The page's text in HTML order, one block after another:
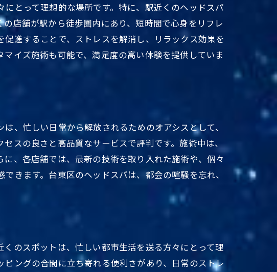
ッシュ
ュ
とって理想的な場所です。特に、駅近くのヘッドスパ
店舗が駅から徒歩圏内にあり、短時間で心身をリフレ
進することで、ストレスを解消し、リラックス効果を
イズ施術も可能で、満足度の高い体験を提供していま
、忙しい日常から解放されるためのオアシスとして、
スの良さと高品質なサービスで評判です。施術中は、
、各店舗では、最新の技術を取り入れた施術や、個々
きます。台東区のヘッドスパは、都会の喧騒を忘れ、
のスポットは、忙しい都市生活を送る方々にとって理
ングの合間に立ち寄れる便利さがあり、日常のストレ